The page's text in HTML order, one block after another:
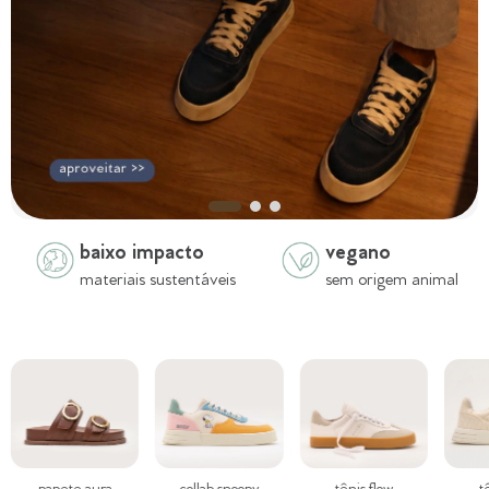
baixo impacto
materiais sustentáveis
vegano
sem origem animal